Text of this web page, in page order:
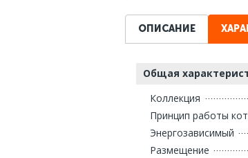
ОПИСАНИЕ
Общая
Коллекция
Принцип работы
Энергозависимый
Размещение